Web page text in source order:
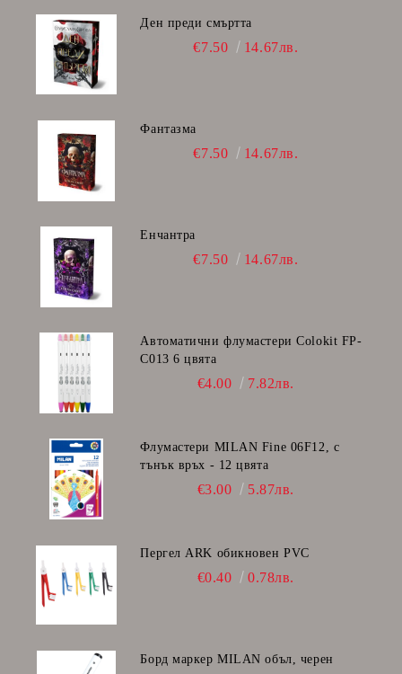
Ден преди смъртта
€7.50 14.67лв.
Фантазма
€7.50 14.67лв.
Енчантра
€7.50 14.67лв.
Автоматични флумастери Colokit FP-
C013 6 цвята
€4.00 7.82лв.
Флумастери MILAN Fine 06F12, с
тънък връх - 12 цвята
€3.00 5.87лв.
Пергел ARK обикновен PVC
€0.40 0.78лв.
Борд маркер MILAN объл, черен